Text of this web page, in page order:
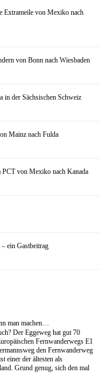
Extrameile von Mexiko nach
von Bonn nach Wiesbaden
in der Sächsischen Schweiz
Mainz nach Fulda
PCT von Mexiko nach Kanada
ein Gastbeitrag
man machen…
Der Eggeweg hat gut 70
Fernwanderwegs E1
den Fernwanderweg
einer der ältesten als
Grund genug, sich den mal